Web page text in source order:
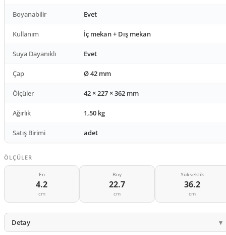
Boyanabilir Evet
Kullanım İç mekan + Dış mekan
Suya Dayanıklı Evet
Çap Ø 42 mm
Ölçüler 42 × 227 × 362 mm
Ağırlık 1,50 kg
Satış Birimi adet
ÖLÇÜLER
En
4.2
cm
Boy
22.7
cm
Yükseklik
36.2
cm
Detay